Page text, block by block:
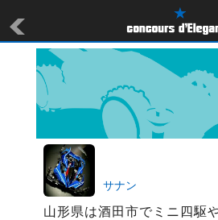
サナン
山形県は酒田市でミニ四駆